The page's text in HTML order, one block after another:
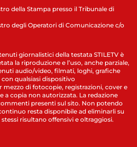
della Stampa presso il Tribunale di
degli Operatori di Comunicazione c/o
giornalistici della testata STILETV è
la riproduzione e l’uso, anche parziale,
audio/video, filmati, loghi, grafiche
qualsiasi dispositivo
di fotocopie, registrazioni, cover e
a copia non autorizzata. La redazione
presenti sul sito. Non potendo
resta disponibile ad eliminarli su
risultano offensivi e oltraggiosi.